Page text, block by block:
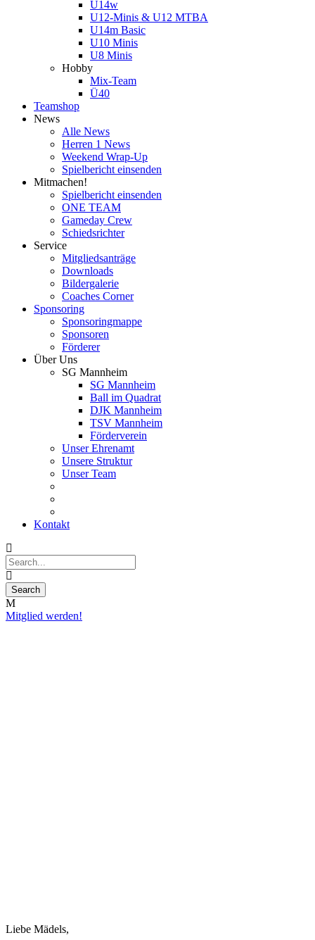
U14w
U12-Minis & U12 MTBA
U14m Basic
U10 Minis
U8 Minis
Hobby
Mix-Team
Ü40
Teamshop
News
Alle News
Herren 1 News
Weekend Wrap-Up
Spielbericht einsenden
Mitmachen!
Spielbericht einsenden
ONE TEAM
Gameday Crew
Schiedsrichter
Service
Mitgliedsanträge
Downloads
Bildergalerie
Coaches Corner
Sponsoring
Sponsoringmappe
Sponsoren
Förderer
Über Uns
SG Mannheim
SG Mannheim
Ball im Quadrat
DJK Mannheim
TSV Mannheim
Förderverein
Unser Ehrenamt
Unsere Struktur
Unser Team
Kontakt
Mitglied werden!
Liebe Mädels,